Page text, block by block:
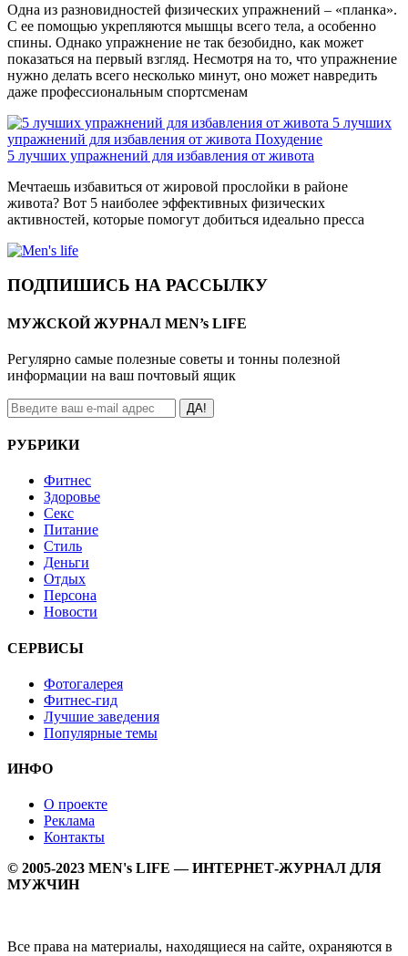
Одна из разновидностей физических упражнений – «планка».
С ее помощью укрепляются мышцы всего тела, а особенно
спины. Однако упражнение не так безобидно, как может
показаться на первый взгляд. Несмотря на то, что упражнение
нужно делать всего несколько минут, оно может навредить
даже профессиональным спортсменам
5 лучших
упражнений для избавления от живота Похудение
5 лучших упражнений для избавления от живота
Мечтаешь избавиться от жировой прослойки в районе
живота? Вот 5 наиболее эффективных физических
активностей, которые помогут добиться идеально пресса
ПОДПИШИСЬ НА РАССЫЛКУ
МУЖСКОЙ ЖУРНАЛ MEN’s LIFE
Регулярно самые полезные советы и тонны полезной
информации на ваш почтовый ящик
ДА!
РУБРИКИ
Фитнес
Здоровье
Секс
Питание
Стиль
Деньги
Отдых
Персона
Новости
СЕРВИСЫ
Фотогалерея
Фитнес-гид
Лучшие заведения
Популярные темы
ИНФО
О проекте
Реклама
Контакты
© 2005-2023 MEN's LIFE — ИНТЕРНЕТ-ЖУРНАЛ ДЛЯ
МУЖЧИН
Все права на материалы, находящиеся на сайте, охраняются в